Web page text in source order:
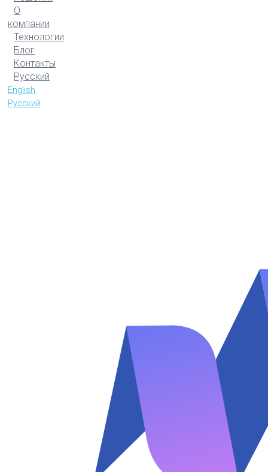
О
компании
Технологии
Блог
Контакты
Русский
English
Русский